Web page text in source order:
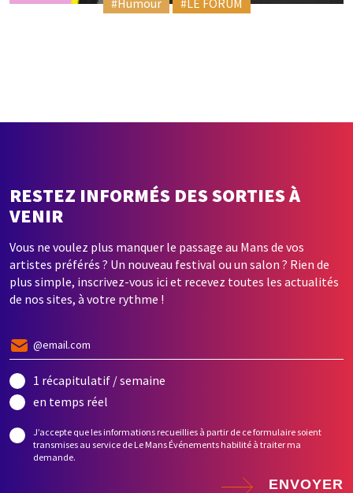
RESTEZ INFORMÉS DES SORTIES À
VENIR
Vous ne voulez plus manquer le passage au Mans de vos
artistes préférés ? Un nouveau festival ou un salon ? Rien de
plus simple, inscrivez-vous ici et recevez toutes les actualités
de nos sites, à votre rythme !
1 récapitulatif / semaine
en temps réel
J’accepte que les informations recueillies à partir de ce formulaire soient
transmises au service de Le Mans Événements habilité à traiter ma
demande.
ENVOYER